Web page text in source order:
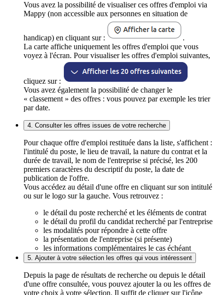
Vous avez la possibilité de visualiser ces offres d'emploi via
Mappy (non accessible aux personnes en situation de
handicap) en cliquant sur :
.
La carte affiche uniquement les offres d'emploi que vous
voyez à l'écran. Pour visualiser les offres d'emploi suivantes,
cliquez sur :
Vous avez également la possibilité de changer le
« classement » des offres : vous pouvez par exemple les trier
par date.
4. Consulter les offres issues de votre recherche
Pour chaque offre d'emploi restituée dans la liste, s'affichent :
l'intitulé du poste, le lieu de travail, la nature du contrat et la
durée de travail, le nom de l'entreprise si précisé, les 200
premiers caractères du descriptif du poste, la date de
publication de l'offre.
Vous accédez au détail d'une offre en cliquant sur son intitulé
ou sur le logo sur la gauche. Vous retrouvez :
le détail du poste recherché et les éléments de contrat
le détail du profil du candidat recherché par l'entreprise
les modalités pour répondre à cette offre
la présentation de l'entreprise (si présente)
les informations complémentaires le cas échéant
5. Ajouter à votre sélection les offres qui vous intéressent
Depuis la page de résultats de recherche ou depuis le détail
d'une offre consultée, vous pouvez ajouter la ou les offres de
votre choix à votre sélection. Il suffit de cliquer sur l'icône